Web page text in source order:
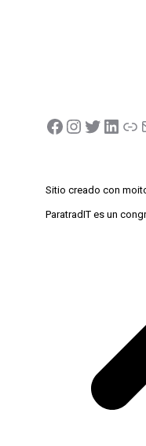
Sitio creado con
ParatradIT es un